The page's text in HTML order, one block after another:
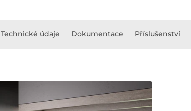
Technické údaje Dokumentace Příslušenství